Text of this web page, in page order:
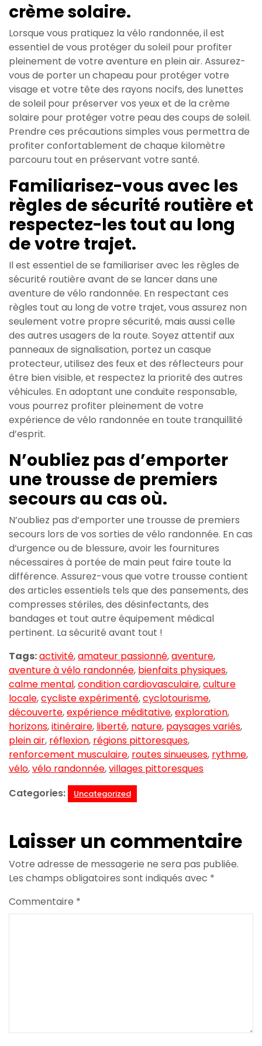
crème solaire.
Lorsque vous pratiquez la vélo randonnée, il est
essentiel de vous protéger du soleil pour profiter
pleinement de votre aventure en plein air. Assurez-
vous de porter un chapeau pour protéger votre
visage et votre tête des rayons nocifs, des lunettes
de soleil pour préserver vos yeux et de la crème
solaire pour protéger votre peau des coups de soleil.
Prendre ces précautions simples vous permettra de
profiter confortablement de chaque kilomètre
parcouru tout en préservant votre santé.
Familiarisez-vous avec les
règles de sécurité routière et
respectez-les tout au long
de votre trajet.
Il est essentiel de se familiariser avec les règles de
sécurité routière avant de se lancer dans une
aventure de vélo randonnée. En respectant ces
règles tout au long de votre trajet, vous assurez non
seulement votre propre sécurité, mais aussi celle
des autres usagers de la route. Soyez attentif aux
panneaux de signalisation, portez un casque
protecteur, utilisez des feux et des réflecteurs pour
être bien visible, et respectez la priorité des autres
véhicules. En adoptant une conduite responsable,
vous pourrez profiter pleinement de votre
expérience de vélo randonnée en toute tranquillité
d’esprit.
N’oubliez pas d’emporter
une trousse de premiers
secours au cas où.
N’oubliez pas d’emporter une trousse de premiers
secours lors de vos sorties de vélo randonnée. En cas
d’urgence ou de blessure, avoir les fournitures
nécessaires à portée de main peut faire toute la
différence. Assurez-vous que votre trousse contient
des articles essentiels tels que des pansements, des
compresses stériles, des désinfectants, des
bandages et tout autre équipement médical
pertinent. La sécurité avant tout !
Tags:activité,amateur passionné,aventure,
aventure à vélo randonnée, bienfaits physiques,
calme mental,condition cardiovasculaire,culture
locale,cycliste expérimenté,cyclotourisme,
découverte,expérience méditative,exploration,
horizons,itinéraire, liberté, nature, paysages variés,
plein air, réflexion, régions pittoresques,
renforcement musculaire, routes sinueuses, rythme,
vélo,vélo randonnée,villages pittoresques
Categories:
Uncategorized
Laisser un commentaire
Votre adresse de messagerie ne sera pas publiée.
Les champs obligatoires sont indiqués avec *
Commentaire *